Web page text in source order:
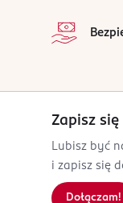
5
Zapisz
Lubisz być
i zapisz się
Dołączam!